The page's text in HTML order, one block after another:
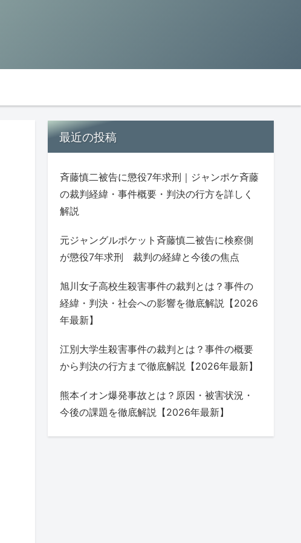
最近の投稿
斉藤慎二被告に懲役7年求刑｜ジャンポケ斉藤
の裁判経緯・事件概要・判決の行方を詳しく
解説
元ジャングルポケット斉藤慎二被告に検察側
が懲役7年求刑 裁判の経緯と今後の焦点
旭川女子高校生殺害事件の裁判とは？事件の
経緯・判決・社会への影響を徹底解説【2026
年最新】
江別大学生殺害事件の裁判とは？事件の概要
から判決の行方まで徹底解説【2026年最新】
熊本イオン爆発事故とは？原因・被害状況・
今後の課題を徹底解説【2026年最新】